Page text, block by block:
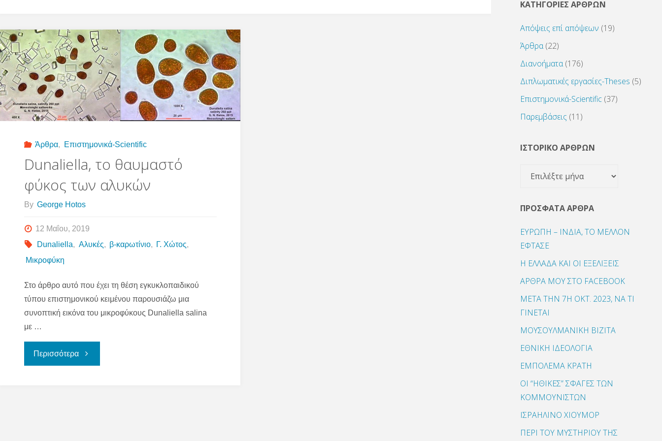
Άρθρα, Επιστημονικά-Scientific
Dunaliella, το θαυμαστό
φύκος των αλυκών
By George Hotos
12 Μαΐου, 2019
Dunaliella, Αλυκές, β-καρωτίνιο, Γ. Χώτος,
Μικροφύκη
Στο άρθρο αυτό που έχει τη θέση εγκυκλοπαιδικού
τύπου επιστημονικού κειμένου παρουσιάζω μια
συνοπτική εικόνα του μικροφύκους Dunaliella salina
με …
Περισσότερα"Dunaliella,
ΚΑΤΗΓΟΡΙΕΣ ΑΡΘΡΩΝ
Απόψεις επί απόψεων (19)
Άρθρα(22)
Διανοήματα(176)
Διπλωματικές εργασίες-Theses (5)
Επιστημονικά-Scientific (37)
Παρεμβάσεις (11)
ΙΣΤΟΡΙΚΟ ΑΡΘΡΩΝ
ΙΣΤΟΡΙΚΟ
ΠΡΌΣΦΑΤΑ ΆΡΘΡΑ
ΕΥΡΩΠΗ – ΙΝΔΙΑ, ΤΟ ΜΕΛΛΟΝ
ΕΦΤΑΣΕ
Η ΕΛΛΑΔΑ ΚΑΙ ΟΙ ΕΞΕΛΙΞΕΙΣ
ΑΡΘΡΑ ΜΟΥ ΣΤΟ FACEBOOK
ΜΕΤΑ ΤΗΝ 7Η ΟΚΤ. 2023, ΝΑ ΤΙ
ΓΙΝΕΤΑΙ
ΜΟΥΣΟΥΛΜΑΝΙΚΗ ΒΙΖΙΤΑ
ΕΘΝΙΚΗ ΙΔΕΟΛΟΓΙΑ
ΕΜΠΟΛΕΜΑ ΚΡΑΤΗ
ΟΙ “ΗΘΙΚΕΣ” ΣΦΑΓΕΣ ΤΩΝ
ΚΟΜΜΟΥΝΙΣΤΩΝ
ΙΣΡΑΗΛΙΝΟ ΧΙΟΥΜΟΡ
ΠΕΡΙ ΤΟΥ ΜΥΣΤΗΡΙΟΥ ΤΗΣ